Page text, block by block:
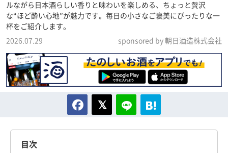
ルながら日本酒らしい香りと味わいを楽しめる、ちょっと贅沢
な“ほど酔い心地”が魅力です。毎日の小さなご褒美にぴったりな一
杯をご紹介します。
2026.07.29
sponsored by 朝日酒造株式会社
目次